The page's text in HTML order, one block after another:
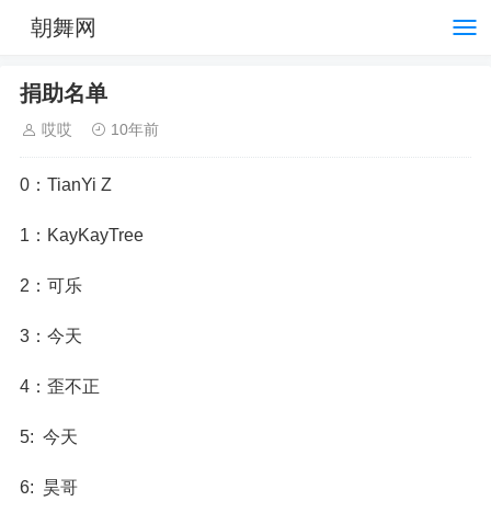
朝舞网
捐助名单
哎哎 10年前
0：TianYi Z
1：KayKayTree
2：可乐
3：今天
4：歪不正
5: 今天
6: 昊哥